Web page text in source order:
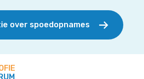
over spoedopnames